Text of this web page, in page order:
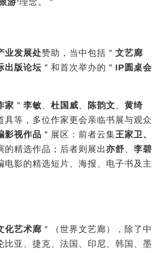
游’理念。＂
业发展处赞助，当中包括＂ 文艺廊
出版论坛 ＂和首次举办的＂ IP 圆桌会
家 ＂ 李敏、 杜国威、 陈韵文、 黄绮
等，多位作家更会亲临书展与观众
影视作品 ＂展区：前者云集王家卫、
的精选作品；后者则展出亦舒、 李碧
电影的精选短片、海报、电子书及主
化艺术廊 ＂（世界文艺廊），除了中
比亚、捷克、法国、印尼、韩国、墨